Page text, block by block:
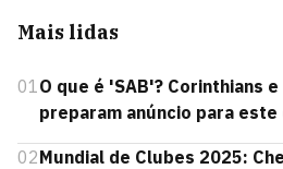
Mais lidas
01O que é 'SAB'? Corinthians
preparam anúncio para este
02Mundial de Clubes 2025: